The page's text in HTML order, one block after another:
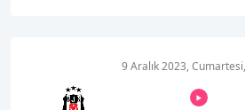
9 Aralık 2023,